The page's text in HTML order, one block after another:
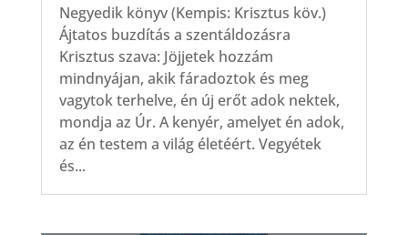
Negyedik könyv (Kempis: Krisztus köv.)
Ájtatos buzdítás a szentáldozásra
Krisztus szava: Jöjjetek hozzám
mindnyájan, akik fáradoztok és meg
vagytok terhelve, én új erőt adok nektek,
mondja az Úr. A kenyér, amelyet én adok,
az én testem a világ életéért. Vegyétek
és...